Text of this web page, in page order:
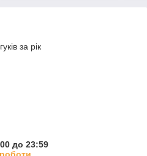
за рік
до 23:59